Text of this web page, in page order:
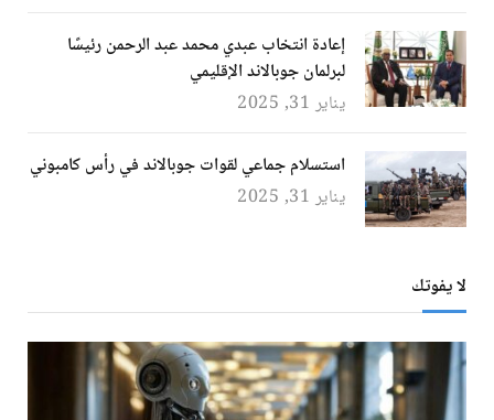
إعادة انتخاب عبدي محمد عبد الرحمن رئيسًا
لبرلمان جوبالاند الإقليمي
يناير 31, 2025
استسلام جماعي لقوات جوبالاند في رأس كامبوني
يناير 31, 2025
لا يفوتك